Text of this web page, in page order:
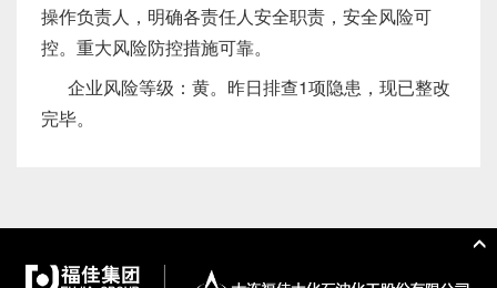
操作负责人，明确各责任人安全职责，安全风险可
控。重大风险防控措施可靠。
企业风险等级：黄。昨日排查1项隐患，现已整改
完毕。